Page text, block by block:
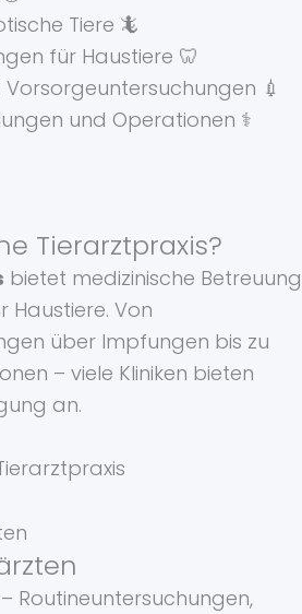
Tiere 🦎
für Haustiere 🦷
💉
und Operationen ⚕️
Tierarztpraxis?
bietet medizinische Betreuung
Haustiere. Von
über Impfungen bis zu
– viele Kliniken bieten
an.
Routineuntersuchungen,